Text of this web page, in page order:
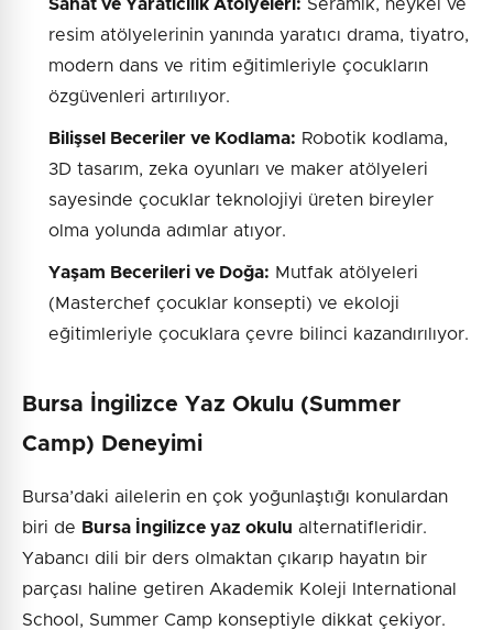
Sanat ve Yaratıcılık Atölyeleri: Seramik, heykel ve
resim atölyelerinin yanında yaratıcı drama, tiyatro,
modern dans ve ritim eğitimleriyle çocukların
özgüvenleri artırılıyor.
Bilişsel Beceriler ve Kodlama: Robotik kodlama,
3D tasarım, zeka oyunları ve maker atölyeleri
sayesinde çocuklar teknolojiyi üreten bireyler
olma yolunda adımlar atıyor.
Yaşam Becerileri ve Doğa: Mutfak atölyeleri
(Masterchef çocuklar konsepti) ve ekoloji
eğitimleriyle çocuklara çevre bilinci kazandırılıyor.
Bursa İngilizce Yaz Okulu (Summer
Camp) Deneyimi
Bursa’daki ailelerin en çok yoğunlaştığı konulardan
biri de Bursa İngilizce yaz okulu alternatifleridir.
Yabancı dili bir ders olmaktan çıkarıp hayatın bir
parçası haline getiren Akademik Koleji International
School, Summer Camp konseptiyle dikkat çekiyor.